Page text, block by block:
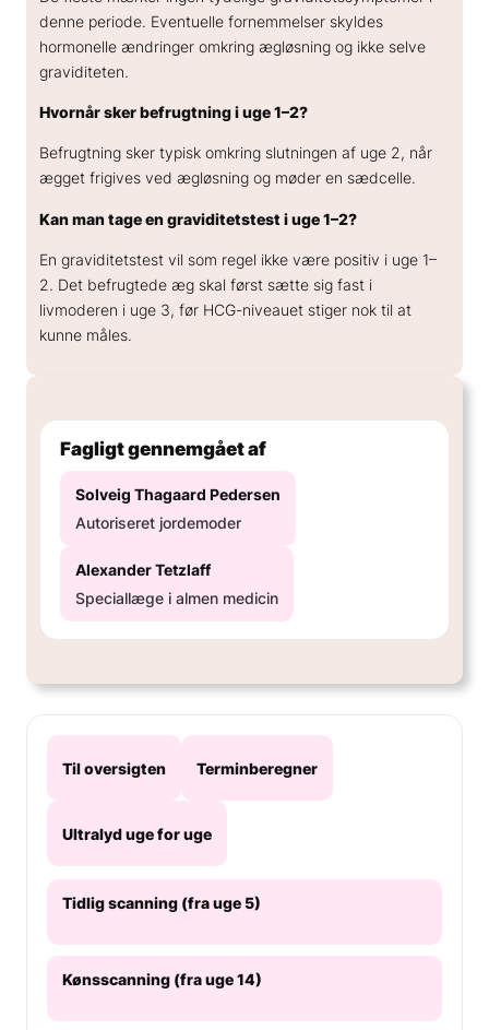
denne periode. Eventuelle fornemmelser skyldes
hormonelle ændringer omkring ægløsning og ikke selve
graviditeten.
Hvornår sker befrugtning i uge 1–2?
Befrugtning sker typisk omkring slutningen af uge 2, når
ægget frigives ved ægløsning og møder en sædcelle.
Kan man tage en graviditetstest i uge 1–2?
En graviditetstest vil som regel ikke være positiv i uge 1–
2. Det befrugtede æg skal først sætte sig fast i
livmoderen i uge 3, før HCG-niveauet stiger nok til at
kunne måles.
Fagligt gennemgået af
Solveig Thagaard Pedersen
Autoriseret jordemoder
Alexander Tetzlaff
Speciallæge i almen medicin
Til oversigten Terminberegner
Ultralyd uge for uge
Tidlig scanning (fra uge 5)
Kønsscanning (fra uge 14)